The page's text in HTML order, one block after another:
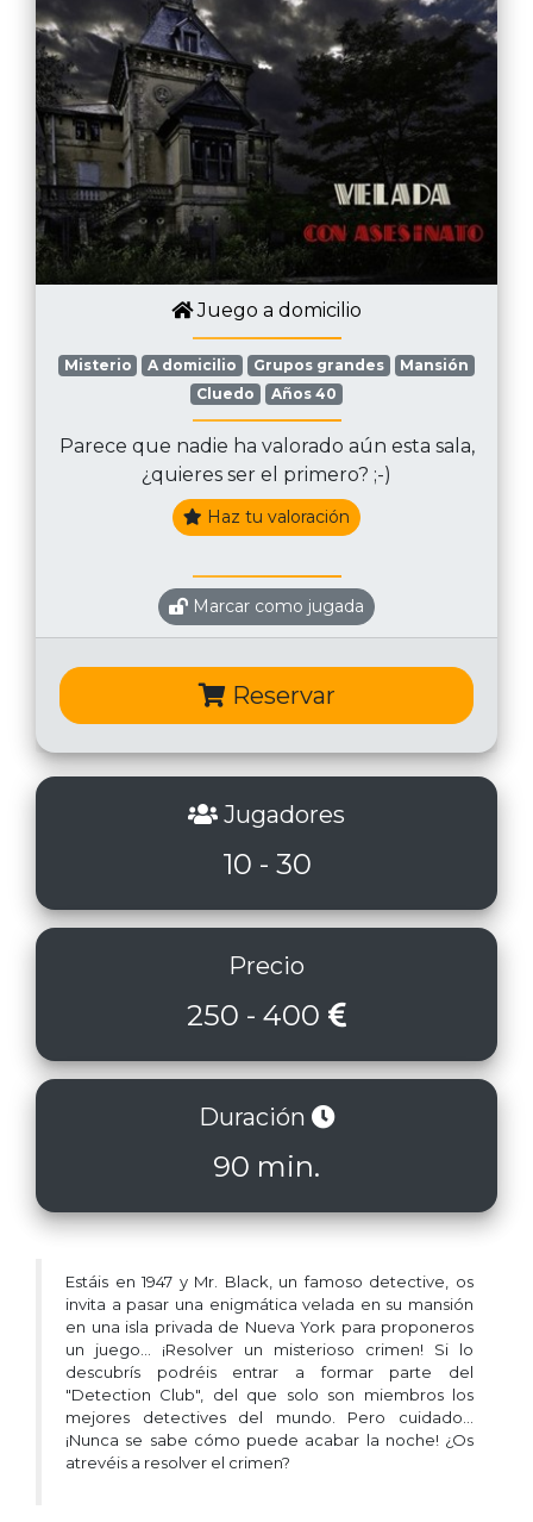
Juego a domicilio
Misterio A domicilio Grupos grandes
Mansión
Cluedo
Años 40
Parece que nadie ha valorado aún esta sala,
¿quieres ser el primero? ;-)
Haz tu valoración
Marcar como jugada
Reservar
Jugadores
10 - 30
Precio
250 - 400
Duración
90 min.
Estáis en 1947 y Mr. Black, un famoso detective, os
invita a pasar una enigmática velada en su mansión
en una isla privada de Nueva York para proponeros
un juego... ¡Resolver un misterioso crimen! Si lo
descubrís podréis entrar a formar parte del
"Detection Club", del que solo son miembros los
mejores detectives del mundo. Pero cuidado...
¡Nunca se sabe cómo puede acabar la noche! ¿Os
atrevéis a resolver el crimen?